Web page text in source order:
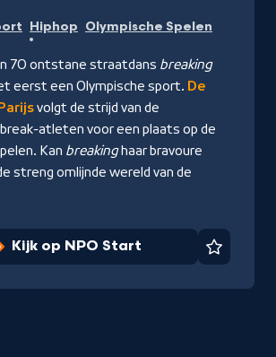
op
NPO
Start
Hiphop Olympische Spelen
70 ontstane straatdans breaking
eerst een Olympische sport. De
volgt de strijd van de
atleten voor een plaats op de
Kan breakinghaar bravoure
streng omlijnde wereld van de
Kijk op NPO Start